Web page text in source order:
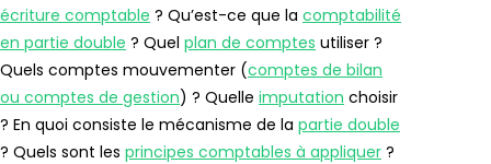
écriture comptable ? Qu’est-ce que la comptabilité
en partie double ? Quel plan de comptes utiliser ?
Quels comptes mouvementer (comptes de bilan
ou comptes de gestion) ? Quelle imputation choisir
? En quoi consiste le mécanisme de la partie double
? Quels sont les principes comptables à appliquer ?